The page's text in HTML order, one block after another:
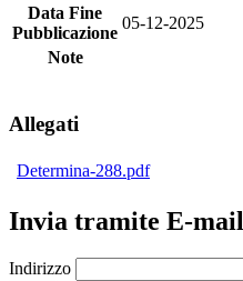
Data Fine
Pubblicazione
05-12-2025
Note
Allegati
Determina-288.pdf
Invia tramite E-mail
Indirizzo